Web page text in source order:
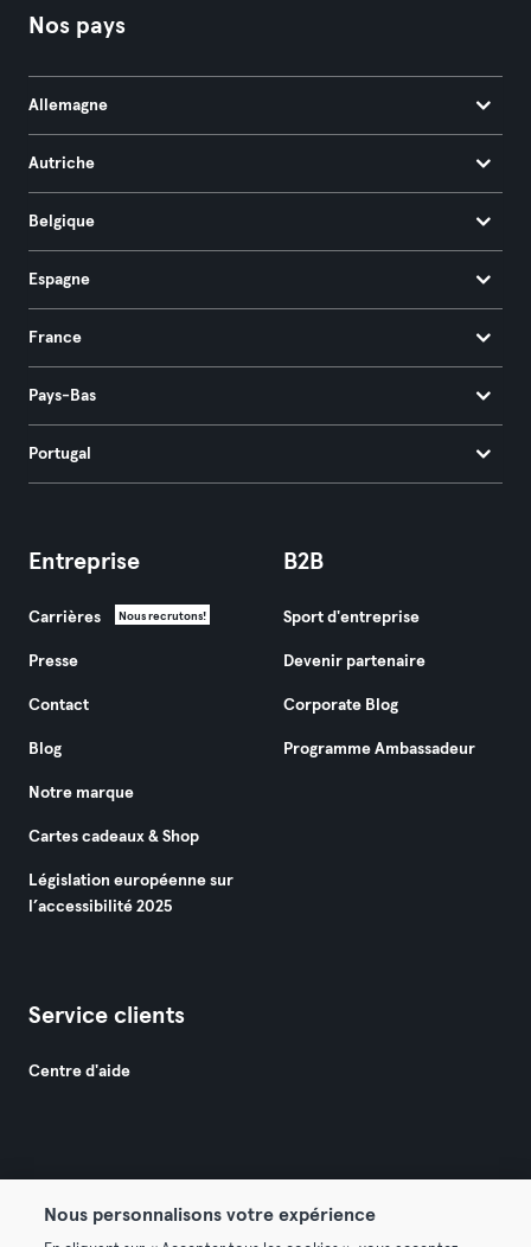
Nos pays
Allemagne
Autriche
Belgique
Espagne
France
Pays-Bas
Portugal
Entreprise
Carrières Nous recrutons!
Presse
Contact
Blog
Notre marque
Cartes cadeaux & Shop
Législation européenne sur
l’accessibilité 2025
B2B
Sport d'entreprise
Devenir partenaire
Corporate Blog
Programme Ambassadeur
Service clients
Centre d'aide
Nous personnalisons votre expérience